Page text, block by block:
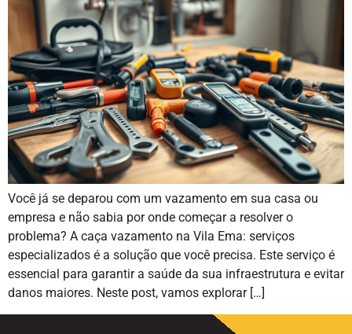
Você já se deparou com um vazamento em sua casa ou
empresa e não sabia por onde começar a resolver o
problema? A caça vazamento na Vila Ema: serviços
especializados é a solução que você precisa. Este serviço é
essencial para garantir a saúde da sua infraestrutura e evitar
danos maiores. Neste post, vamos explorar […]